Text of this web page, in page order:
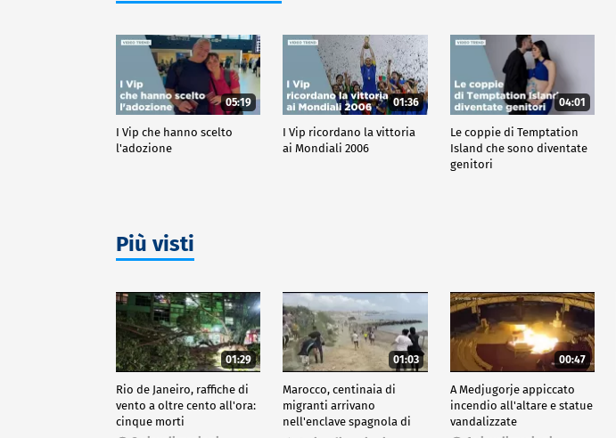
05:19
I Vip che hanno scelto
l'adozione
01:36
I Vip ricordano la vittoria
ai Mondiali 2006
04:01
Le coppie di Temptation
Island che sono diventate
genitori
Più visti
01:29
Rio de Janeiro, raffiche di
vento a oltre cento all'ora:
cinque morti
01:03
Marocco, centinaia di
migranti arrivano
nell'enclave spagnola di
00:47
A Medjugorje appiccato
incendio all'altare e statue
vandalizzate